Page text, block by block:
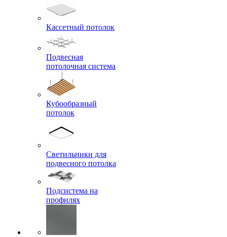
Кассетный потолок
Подвесная
потолочная система
Кубообразный
потолок
Светильники для
подвесного потолка
Подсистема на
профилях